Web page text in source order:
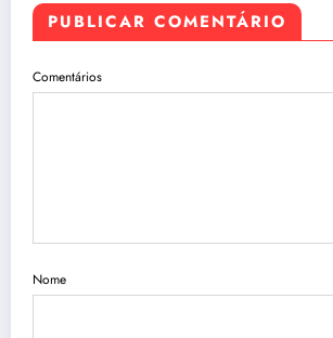
PUBLICAR COMENTÁRIO
Comentários
Nome